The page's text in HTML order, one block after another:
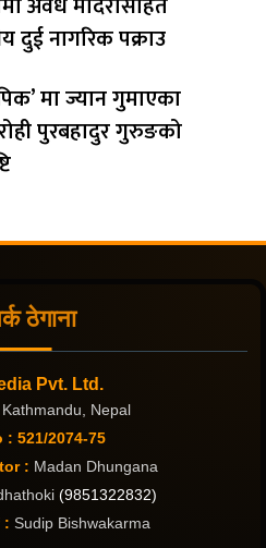
दुई नागरिक पक्राउ
पिक’ मा ज्यान गुमाएका
पुरबहादुर गुरुङको
ठेगाना
Pvt. Ltd.
Nepal
: 521/2074-75
: Madan Dhungana
(9851322832)
: Sudip Bishwakarma